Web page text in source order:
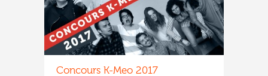
Concours K-Meo 2017